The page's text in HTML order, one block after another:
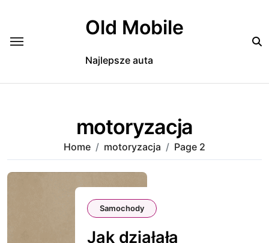
Old Mobile
Najlepsze auta
motoryzacja
Home motoryzacja Page 2
Samochody
Jak działała